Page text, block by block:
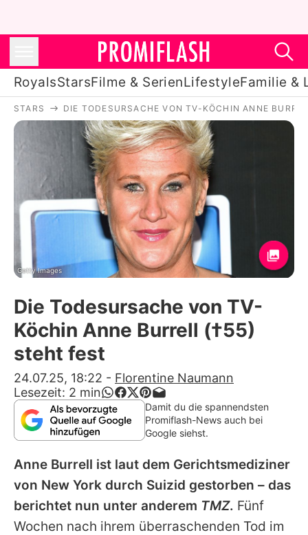
RoyalsStarsFilme & SerienLifestyleFamilie &
Royals
Stars
Filme & Serien
Lifestyle
Familie & Liebe
Promiflash Exklusiv
Alle Themen auf Promiflash
App runterladen
Team
Redaktionelle Richtlinien
Impressum
Datenschutzerklärung
Nutzungsbedingungen
STARS DIE TODESURSACHE VON TV-KÖCHIN ANNE
Getty Images
Die Todesursache von TV-
Köchin Anne Burrell (†55)
steht fest
24.07.25, 18:22 - Florentine Naumann
Lesezeit: 2 min
Damit du die spannendsten
Promiflash-News auch bei
Google siehst.
Anne Burrell ist laut dem Gerichtsmediziner
von New York durch Suizid gestorben – das
berichtet nun unter anderem TMZ. Fünf
Wochen nach ihrem überraschenden Tod im